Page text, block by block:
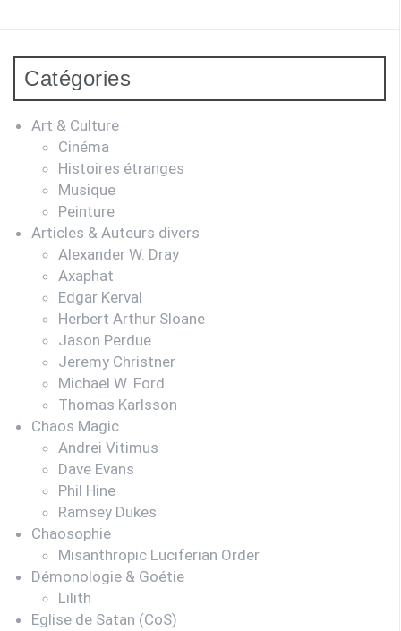
Catégories
Art & Culture
Cinéma
Histoires étranges
Musique
Peinture
Articles & Auteurs divers
Alexander W. Dray
Axaphat
Edgar Kerval
Herbert Arthur Sloane
Jason Perdue
Jeremy Christner
Michael W. Ford
Thomas Karlsson
Chaos Magic
Andrei Vitimus
Dave Evans
Phil Hine
Ramsey Dukes
Chaosophie
Misanthropic Luciferian Order
Démonologie & Goétie
Lilith
Eglise de Satan (CoS)